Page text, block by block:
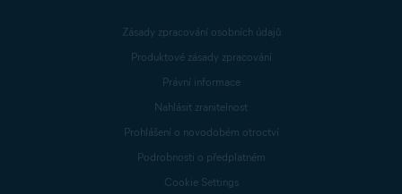
Zásady zpracování osobních údajů
Produktové zásady zpracování
Právní informace
Nahlásit zranitelnost
Prohlášení o novodobém otroctví
Podrobnosti o předplatném
Cookie Settings